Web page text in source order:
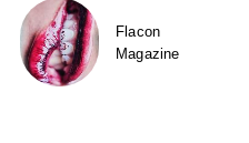
Flacon
Magazine